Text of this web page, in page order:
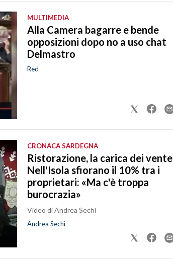
MULTIMEDIA
Alla Camera bagarre e bende
opposizioni dopo no a uso chat
Delmastro
Red
CRONACA SARDEGNA
Ristorazione, la carica dei
Nell'Isola sfiorano il 10% tra i
proprietari: «Ma c'è troppa
burocrazia»
Video di Andrea Sechi
Andrea Sechi